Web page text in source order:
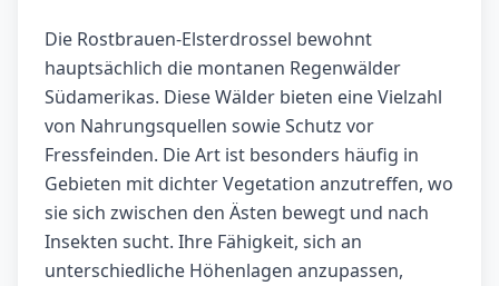
Die Rostbrauen-Elsterdrossel bewohnt
hauptsächlich die montanen Regenwälder
Südamerikas. Diese Wälder bieten eine Vielzahl
von Nahrungsquellen sowie Schutz vor
Fressfeinden. Die Art ist besonders häufig in
Gebieten mit dichter Vegetation anzutreffen, wo
sie sich zwischen den Ästen bewegt und nach
Insekten sucht. Ihre Fähigkeit, sich an
unterschiedliche Höhenlagen anzupassen,